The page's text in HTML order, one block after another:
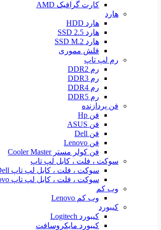
کارت گرافیک AMD
هارد
هارد HDD
هارد SSD 2.5
هارد SSD M.2
فلش مموری
رم لپ تاپ
رم DDR2
رم DDR3
رم DDR4
رم DDR5
فن پردازنده
فن Hp
فن ASUS
فن Dell
فن Lenovo
فن کولر مستر Cooler Master
سوکت ، فلت ، کابل لپ تاپ
سوکت ، فلت ، کابل لپ تاپ Dell
سوکت ، فلت ، کابل لپ تاپ Lenovo
وب کم
وب کم Lenovo
کیبورد
کیبورد Logitech
کیبورد مایکروسافت